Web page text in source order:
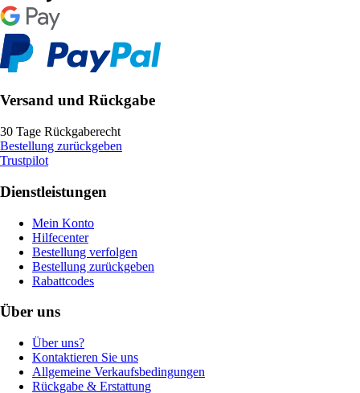
Versand und Rückgabe
30 Tage Rückgaberecht
Bestellung zurückgeben
Trustpilot
Dienstleistungen
Mein Konto
Hilfecenter
Bestellung verfolgen
Bestellung zurückgeben
Rabattcodes
Über uns
Über uns?
Kontaktieren Sie uns
Allgemeine Verkaufsbedingungen
Rückgabe & Erstattung